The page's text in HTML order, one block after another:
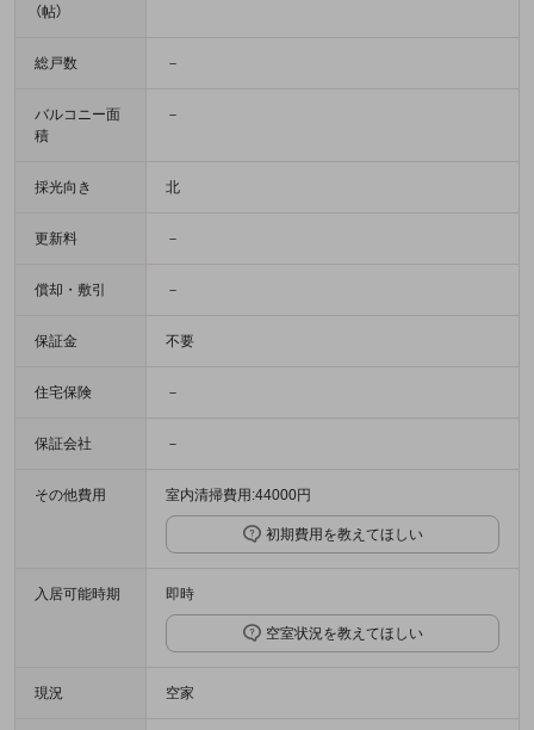
（帖）
総戸数 －
バルコニー面
積
－
採光向き 北
更新料 －
償却・敷引 －
保証金 不要
住宅保険 －
保証会社 －
その他費用 室内清掃費用:44000円
初期費用を教えてほしい
入居可能時期 即時
空室状況を教えてほしい
現況 空家